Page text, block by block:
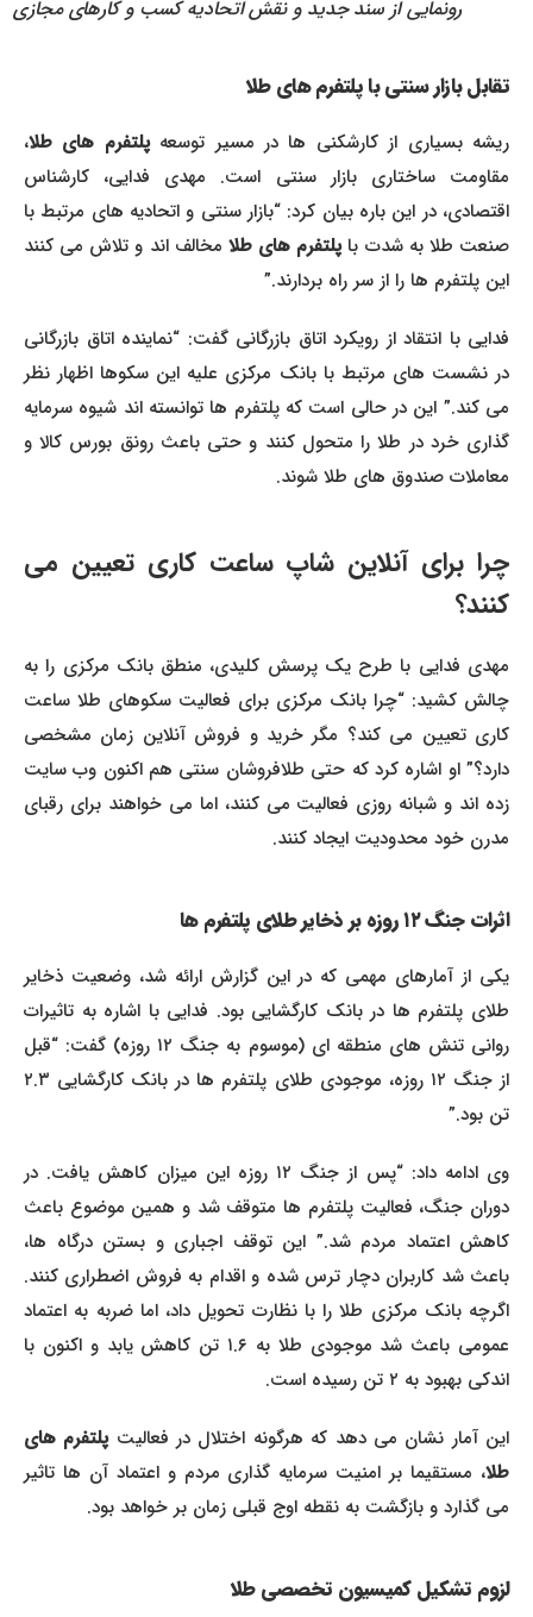
رونمایی از سند جدید و نقش اتحادیه کسب و کارهای مجازی
تقابل بازار سنتی با پلتفرم های طلا
ریشه بسیاری از کارشکنی ها در مسیر توسعهپلتفرم های طلا ،
مقاومت ساختاری بازار سنتی است. مهدی فدایی، کارشناس
اقتصادی، در این باره بیان کرد: “بازار سنتی و اتحادیه های مرتبط با
صنعت طلا به شدت باپلتفرم های طلامخالف اند و تلاش می کنند
این پلتفرم ها را از سر راه بردارند.”
فدایی با انتقاد از رویکرد اتاق بازرگانی گفت: “نماینده اتاق بازرگانی
در نشست های مرتبط با بانک مرکزی علیه این سکوها اظهار نظر
می کند.” این در حالی است که پلتفرم ها توانسته اند شیوه سرمایه
گذاری خرد در طلا را متحول کنند و حتی باعث رونق بورس کالا و
معاملات صندوق های طلا شوند.
چرا برای آنلاین شاپ ساعت کاری تعیین می
کنند؟
مهدی فدایی با طرح یک پرسش کلیدی، منطق بانک مرکزی را به
چالش کشید: “چرا بانک مرکزی برای فعالیت سکوهای طلا ساعت
کاری تعیین می کند؟ مگر خرید و فروش آنلاین زمان مشخصی
دارد؟” او اشاره کرد که حتی طلافروشان سنتی هم اکنون وب سایت
زده اند و شبانه روزی فعالیت می کنند، اما می خواهند برای رقبای
مدرن خود محدودیت ایجاد کنند.
اثرات جنگ ۱۲ روزه بر ذخایر طلای پلتفرم ها
یکی از آمارهای مهمی که در این گزارش ارائه شد، وضعیت ذخایر
طلای پلتفرم ها در بانک کارگشایی بود. فدایی با اشاره به تاثیرات
روانی تنش های منطقه ای (موسوم به جنگ ۱۲ روزه) گفت: “قبل
از جنگ ۱۲ روزه، موجودی طلای پلتفرم ها در بانک کارگشایی ۲.۳
تن بود.”
وی ادامه داد: “پس از جنگ ۱۲ روزه این میزان کاهش یافت. در
دوران جنگ، فعالیت پلتفرم ها متوقف شد و همین موضوع باعث
کاهش اعتماد مردم شد.” این توقف اجباری و بستن درگاه ها،
باعث شد کاربران دچار ترس شده و اقدام به فروش اضطراری کنند.
اگرچه بانک مرکزی طلا را با نظارت تحویل داد، اما ضربه به اعتماد
عمومی باعث شد موجودی طلا به ۱.۶ تن کاهش یابد و اکنون با
اندکی بهبود به ۲ تن رسیده است.
این آمار نشان می دهد که هرگونه اختلال در فعالیتپلتفرم های
، مستقیما بر امنیت سرمایه گذاری مردم و اعتماد آن ها تاثیر
می گذارد و بازگشت به نقطه اوج قبلی زمان بر خواهد بود.
لزوم تشکیل کمیسیون تخصصی طلا